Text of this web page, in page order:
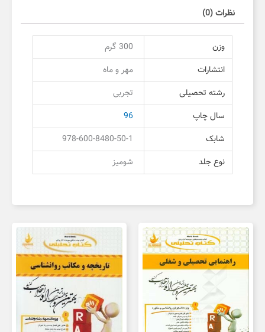
نظرات (0)
وزن
300 گرم
انتشارات
مهر و ماه
رشته تحصیلی
تجربی
سال چاپ
96
شابک
978-600-8480-50-1
نوع جلد
شومیز